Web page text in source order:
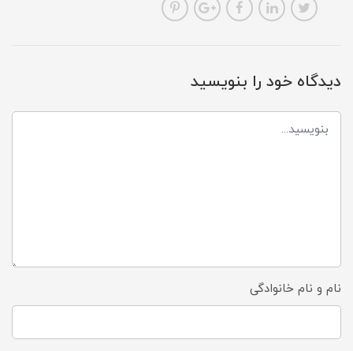
دیدگاه خود را بنویسید
نام و نام خانوادگی